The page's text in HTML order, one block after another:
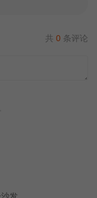
共 0 条评论
发